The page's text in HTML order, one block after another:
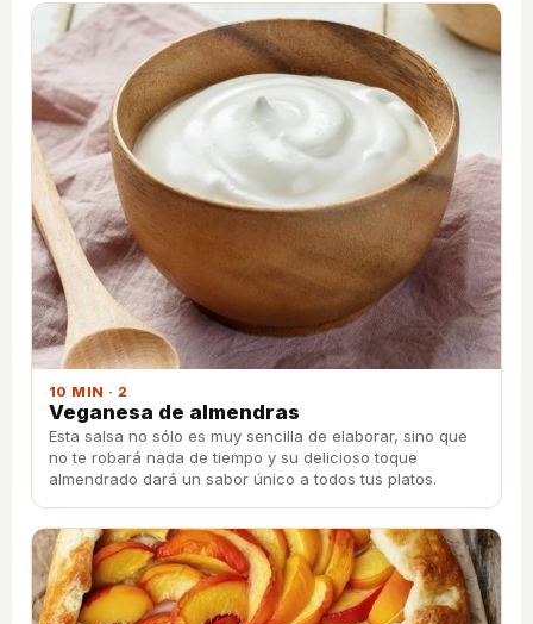
10 MIN · 2
Veganesa de almendras
Esta salsa no sólo es muy sencilla de elaborar, sino que
no te robará nada de tiempo y su delicioso toque
almendrado dará un sabor único a todos tus platos.